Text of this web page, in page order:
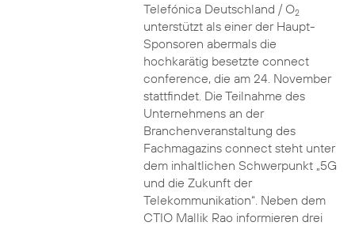
Telefónica Deutschland / O2
unterstützt als einer der Haupt-
Sponsoren abermals die
hochkarätig besetzte connect
conference, die am 24. November
stattfindet. Die Teilnahme des
Unternehmens an der
Branchenveranstaltung des
Fachmagazins connect steht unter
dem inhaltlichen Schwerpunkt „5G
und die Zukunft der
Telekommunikation“. Neben dem
CTIO Mallik Rao informieren drei